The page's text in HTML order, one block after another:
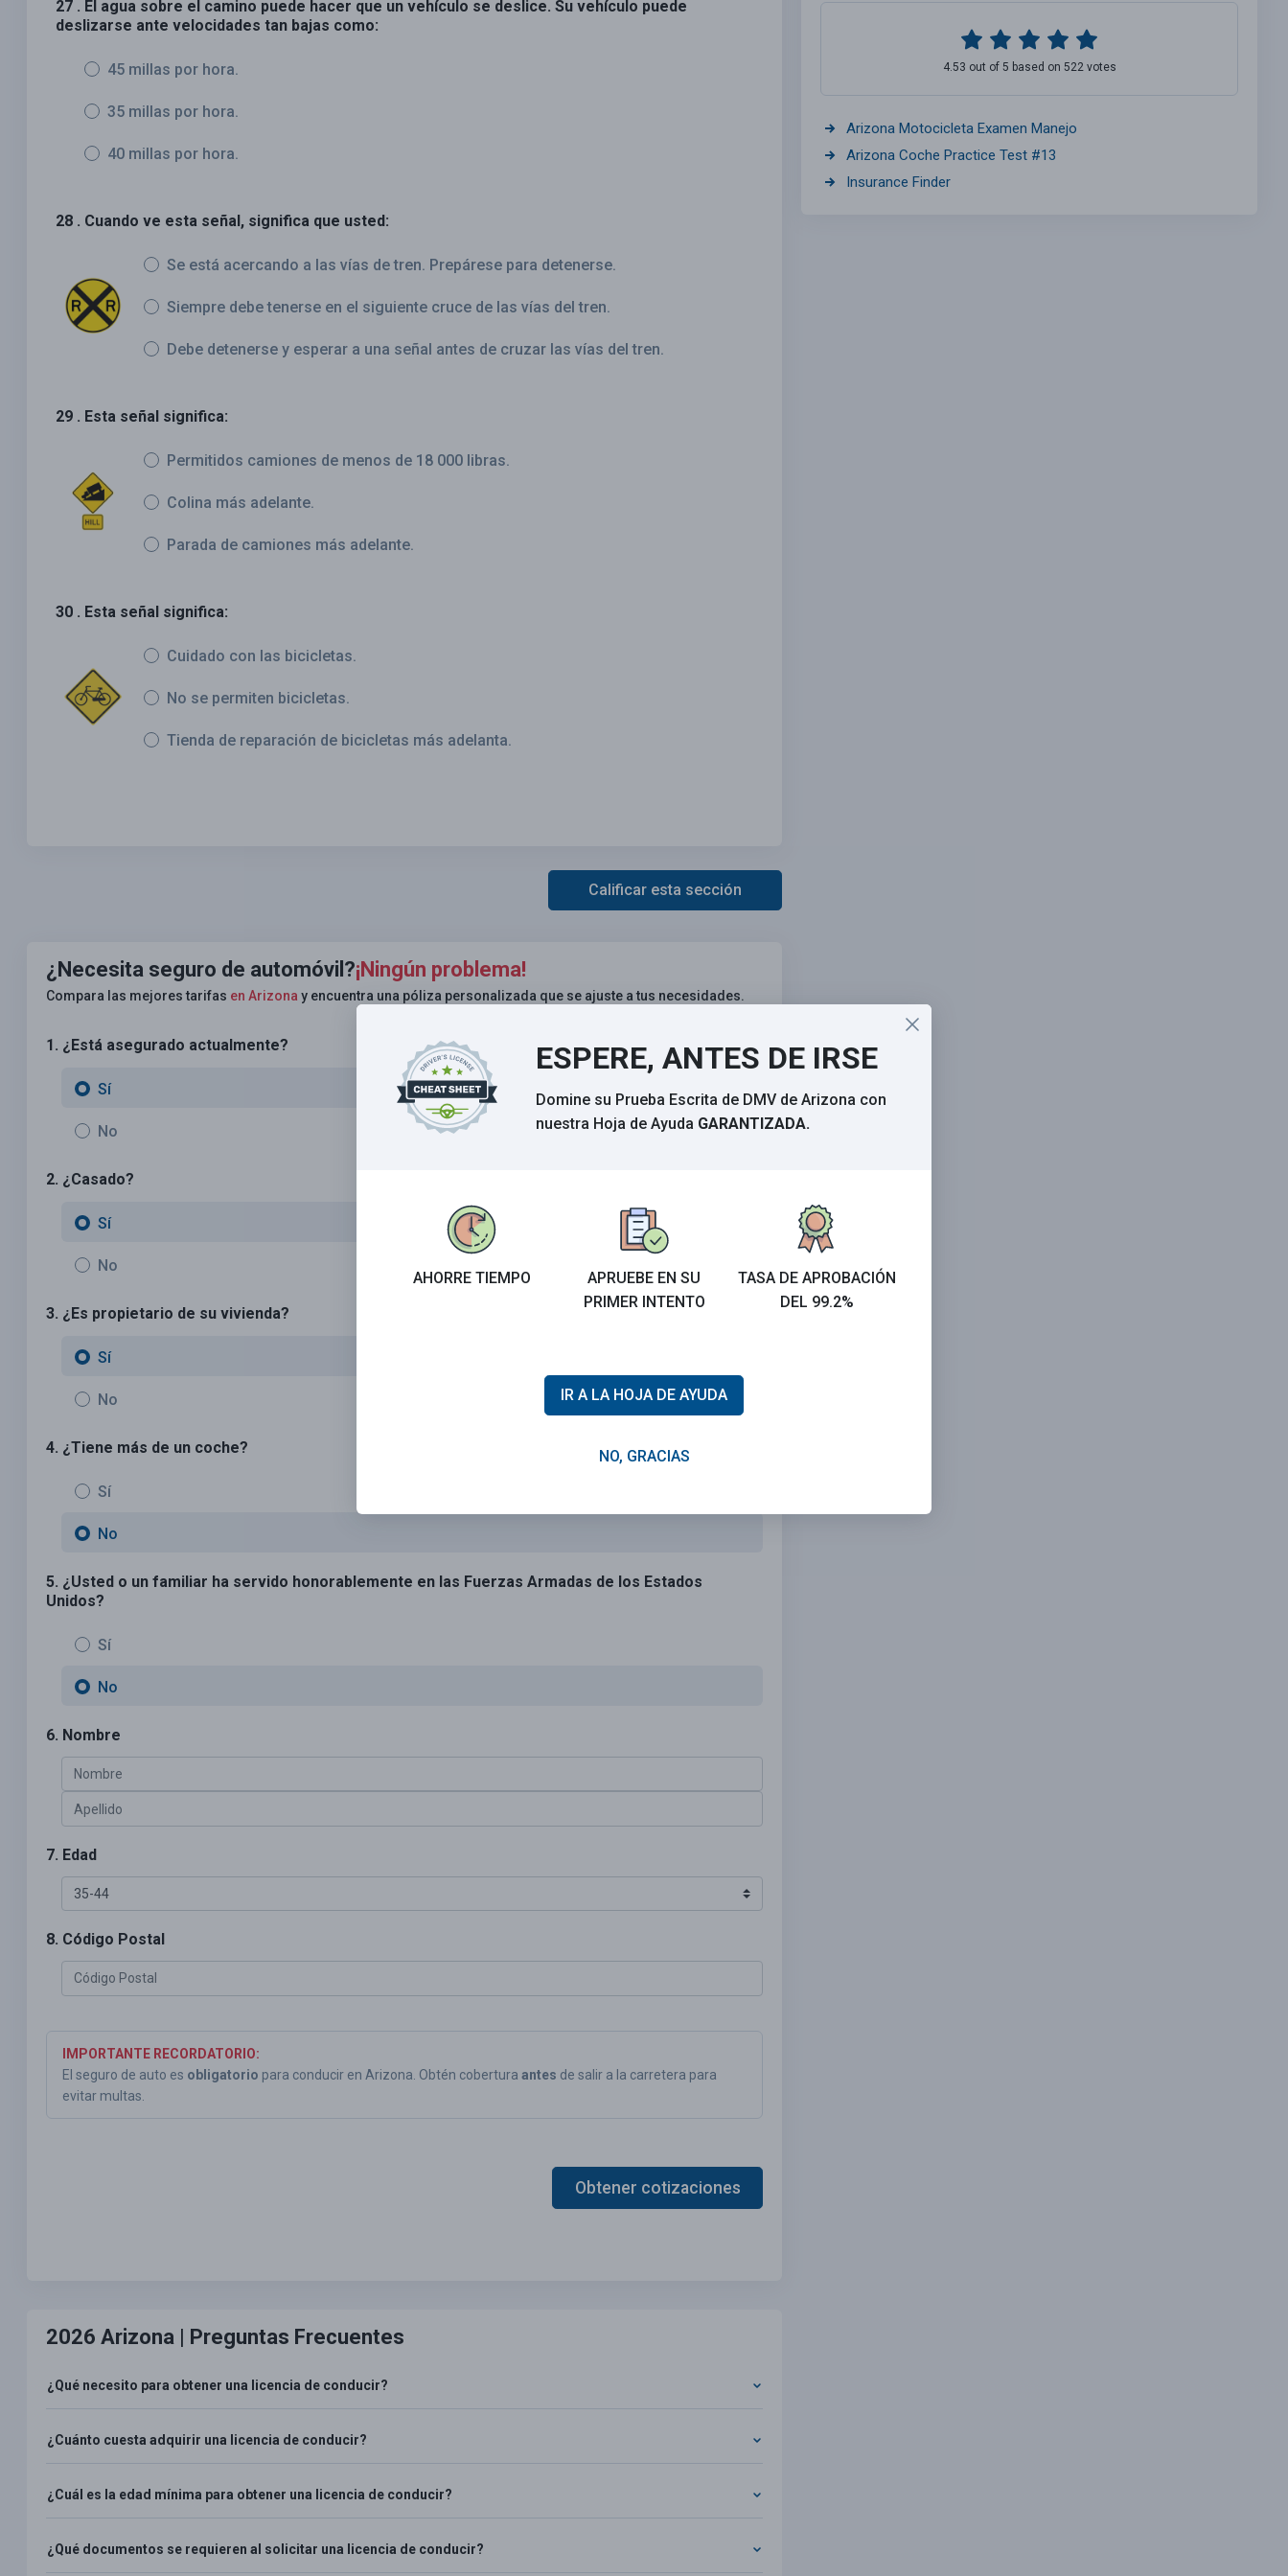
27 . El agua sobre el camino puede hacer que un vehículo se deslice. Su vehículo puede
deslizarse ante velocidades tan bajas como:
45 millas por hora.
35 millas por hora.
40 millas por hora.
28 . Cuando ve esta señal, significa que usted:
Se está acercando a las vías de tren. Prepárese para detenerse.
Siempre debe tenerse en el siguiente cruce de las vías del tren.
Debe detenerse y esperar a una señal antes de cruzar las vías del tren.
29 . Esta señal significa:
Permitidos camiones de menos de 18 000 libras.
Colina más adelante.
Parada de camiones más adelante.
30 . Esta señal significa:
Cuidado con las bicicletas.
No se permiten bicicletas.
Tienda de reparación de bicicletas más adelanta.
Calificar esta sección
4.53 out of 5 based on 522 votes
Arizona Motocicleta Examen Manejo
Arizona Coche Practice Test #13
Insurance Finder
¿Necesita seguro de automóvil?¡Ningún problema!
Compara las mejores tarifas en Arizona y encuentra una póliza personalizada que se ajuste a tus necesidades.
1. ¿Está asegurado actualmente?
Sí
No
2. ¿Casado?
Sí
No
3. ¿Es propietario de su vivienda?
Sí
No
4. ¿Tiene más de un coche?
Sí
No
5. ¿Usted o un familiar ha servido honorablemente en las Fuerzas Armadas de los Estados
Unidos?
Sí
No
6. Nombre
7. Edad
8. Código Postal
IMPORTANTE RECORDATORIO:
El seguro de auto es obligatorio para conducir en Arizona. Obtén cobertura antes de salir a la carretera para
evitar multas.
Obtener cotizaciones
2026 Arizona | Preguntas Frecuentes
¿Qué necesito para obtener una licencia de conducir?
¿Cuánto cuesta adquirir una licencia de conducir?
¿Cuál es la edad mínima para obtener una licencia de conducir?
¿Qué documentos se requieren al solicitar una licencia de conducir?
ESPERE, ANTES DE IRSE
Domine su Prueba Escrita de DMV de Arizona con
nuestra Hoja de Ayuda GARANTIZADA.
AHORRE TIEMPO
APRUEBE EN SU
PRIMER INTENTO
TASA DE APROBACIÓN
DEL 99.2%
IR A LA HOJA DE AYUDA
NO, GRACIAS